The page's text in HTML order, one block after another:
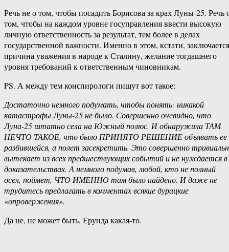
Речь не о том, чтобы посадить Борисова за крах Луны-25. Речь
том, чтобы на каждом уровне госуправления ввести высокую
личную ответственность за результат, тем более в делах
государственной важности. Именно в этом, кстати, заключается
причина уважения в народе к Сталину, желание тогдашнего
уровня требований к ответственным чиновникам.
PS. А между тем конспирологи пишут вот такое:
Достаточно немного подумать, чтобы понять: никакой
катастрофы Луны-25 не было. Совершенно очевидно, что
Луна-25 штатно села на Южный полюс. И обнаружила ТАМ
НЕЧТО ТАКОЕ, что было ПРИНЯТО РЕШЕНИЕ объявить ее
разбившейся, а полет засекретить. Это совершенно
вытекает из всех предшествующих событий и не нуждается в
доказательствах. А немного подумав, любой, кто не полный
осел, поймет, ЧТО ИМЕННО там было найдено. И даже не
трудитесь предлагать в комментах всякие дурацкие
«опровержения».
Да не, не может быть. Ерунда какая-то.